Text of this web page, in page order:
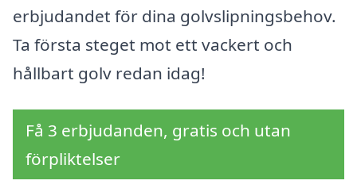
erbjudandet för dina golvslipningsbehov.
Ta första steget mot ett vackert och
hållbart golv redan idag!
Få 3 erbjudanden, gratis och utan
förpliktelser